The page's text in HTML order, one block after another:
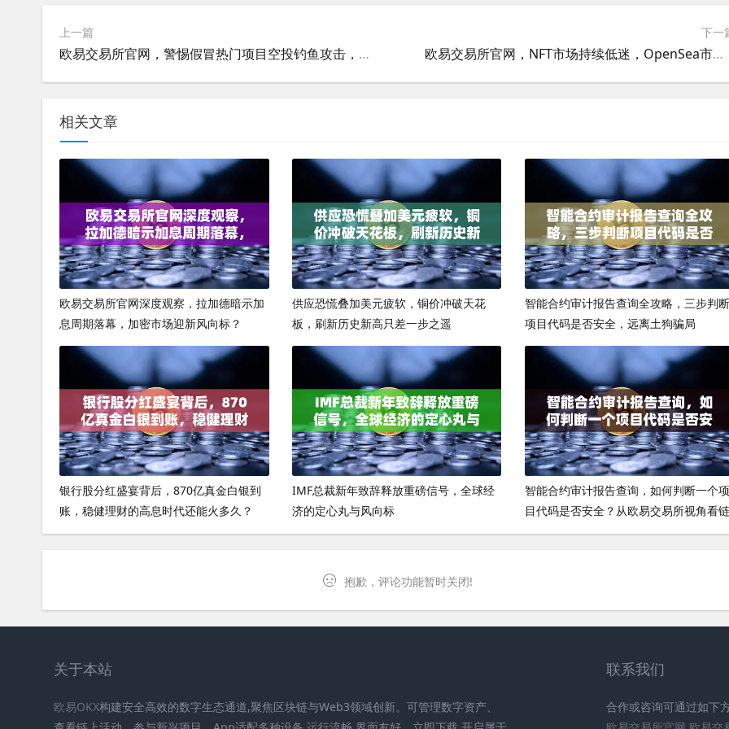
上一篇
欧易交易所官网，警惕假冒热门项目空投钓鱼攻击，守护数字资产安全
下一
欧易交易所官网，NFT市场持续低迷，OpenSea市场份额被Blur步步蚕食
相关文章
欧易交易所官网深度观察，拉加德暗示加
息周期落幕，加密市场迎新风向标？
供应恐慌叠加美元疲软，铜价冲破天花
板，刷新历史新高只差一步之遥
智能合约审计报告查询全攻略，三步判断
项目代码是否安全，远离土狗骗局
银行股分红盛宴背后，870亿真金白银到
账，稳健理财的高息时代还能火多久？
IMF总裁新年致辞释放重磅信号，全球经
济的定心丸与风向标
智能合约审计报告查询，如何判断一个项
目代码是否安全？从欧易交易所视角看链
上安全必修课
抱歉，评论功能暂时关闭!
关于本站
欧易OKX构建安全高效的数字生态通道,聚焦区块链与Web3领域创新。可管理数字资产、
联系我们
合作或咨询可通过如下